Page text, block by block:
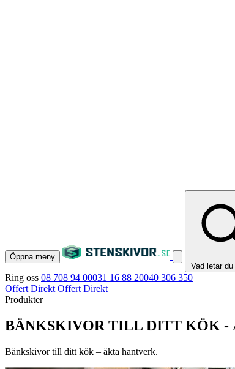
Öppna meny
Vad letar
Ring oss 08 708 94 00031 16 88 20040 306 350
Offert Direkt Offert Direkt
Produkter
BÄNKSKIVOR TILL DITT KÖK -
Bänkskivor till ditt kök – äkta hantverk.